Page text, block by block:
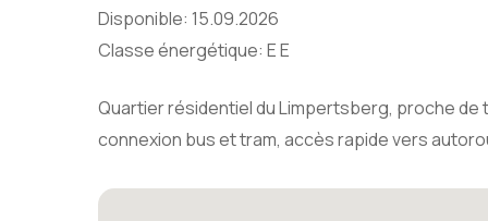
Disponible: 15.09.2026
Classe énergétique: E E
Quartier résidentiel du Limpertsberg, proche
connexion bus et tram, accès rapide vers